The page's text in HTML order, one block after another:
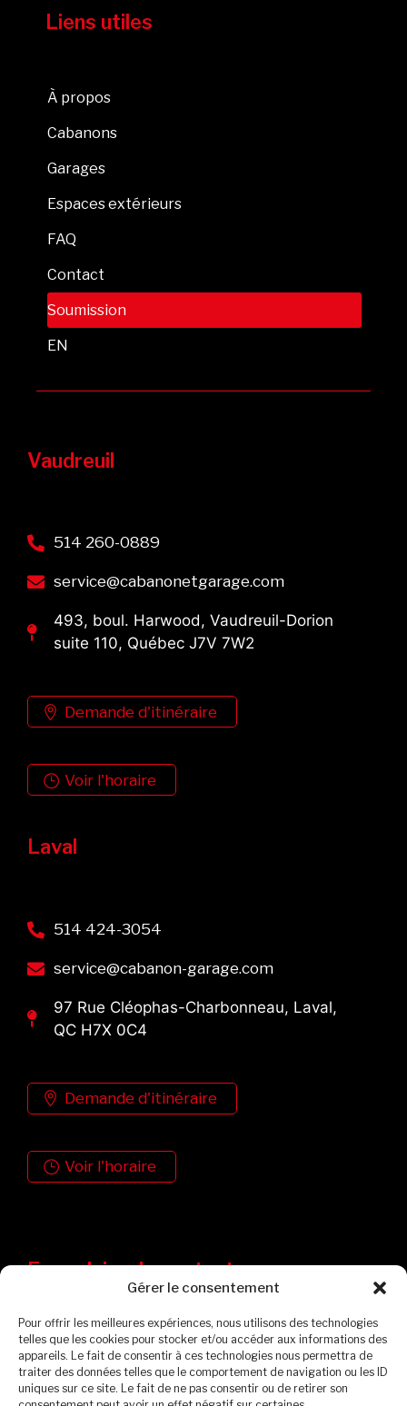
Gérer le consentement
Pour offrir les meilleures expériences, nous utilisons des technologies
telles que les cookies pour stocker et/ou accéder aux informations des
appareils. Le fait de consentir à ces technologies nous permettra de
traiter des données telles que le comportement de navigation ou les ID
uniques sur ce site. Le fait de ne pas consentir ou de retirer son
Liens utiles
À propos
Cabanons
Garages
Espaces extérieurs
FAQ
Contact
Soumission
EN
Vaudreuil
514 260-0889
service@cabanonetgarage.com
493, boul. Harwood, Vaudreuil-Dorion
suite 110, Québec J7V 7W2
Demande d'itinéraire
Voir l'horaire
Laval
514 424-3054
service@cabanon-garage.com
97 Rue Cléophas-Charbonneau, Laval,
QC H7X 0C4
Demande d'itinéraire
Voir l'horaire
Formulaire de contact